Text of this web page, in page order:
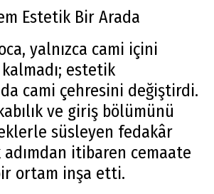
Estetik Bir Arada
yalnızca cami içini
estetik
cami çehresini değiştirdi.
ve giriş bölümünü
süsleyen fedakâr
itibaren cemaate
ortam inşa etti.